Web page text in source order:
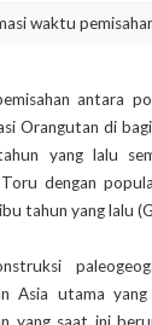
waktu
antara
Orangutan di
yang lalu
dengan
tahun yang lalu
Asia utama yang